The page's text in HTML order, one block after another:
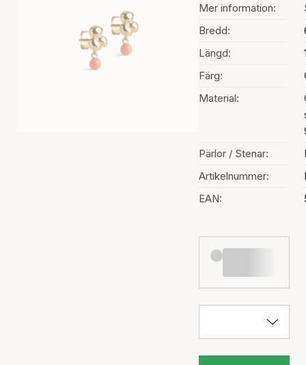
Mer information:
Bredd:
Längd:
Färg:
Material:
Pärlor / Stenar:
Artikelnummer:
EAN: